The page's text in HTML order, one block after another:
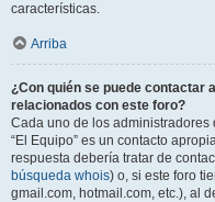
características.
Arriba
¿Con quién se puede contactar
relacionados con este foro?
Cada uno de los
“El Equipo” es un contacto
respuesta debería tratar de
búsqueda whois) o, si este foro
gmail.com, hotmail.com, etc.), al